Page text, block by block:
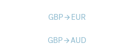
GBParrow_forward EUR
GBParrow_forwardAUD